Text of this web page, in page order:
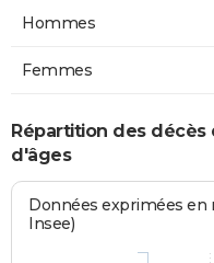
Hommes
Femmes
Répartition des décès
d'âges
Données exprimées en
Insee)